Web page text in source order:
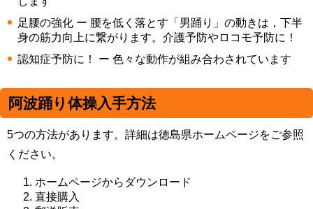
足腰の強化 ー 腰を低く落とす「男踊り」の動きは，下半
身の筋力向上に繋がります。介護予防やロコモ予防に！
認知症予防に！ ー 色々な動作が組み合わされています
阿波踊り体操入手方法
5つの方法があります。詳細は徳島県ホームページをご参照
ください。
ホームページからダウンロード
直接購入